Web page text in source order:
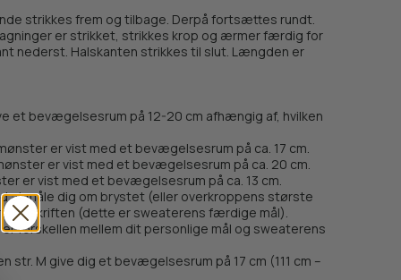
strikkes frem og tilbage. Derpå fortsættes rundt.
er strikket, strikkes krop og ærmer færdig for
nederst. Halskanten strikkes til slut. Længden er
et bevægelsesrum på 12-20 cm afhængig af, hvilken
er vist med et bevægelsesrum på ca. 17 cm.
er vist med et bevægelsesrum på ca. 20 cm.
er vist med et bevægelsesrum på ca. 13 cm.
at måle dig om brystet (eller overkroppens største
i opskriften (dette er sweaterens færdige mål).
forskellen mellem dit personlige mål og sweaterens
str. M give dig et bevægelsesrum på 17 cm (111 cm –